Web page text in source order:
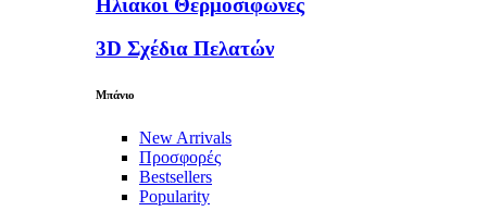
Ηλιακοί Θερμοσίφωνες
3D Σχέδια Πελατών
Μπάνιο
New Arrivals
Προσφορές
Bestsellers
Popularity